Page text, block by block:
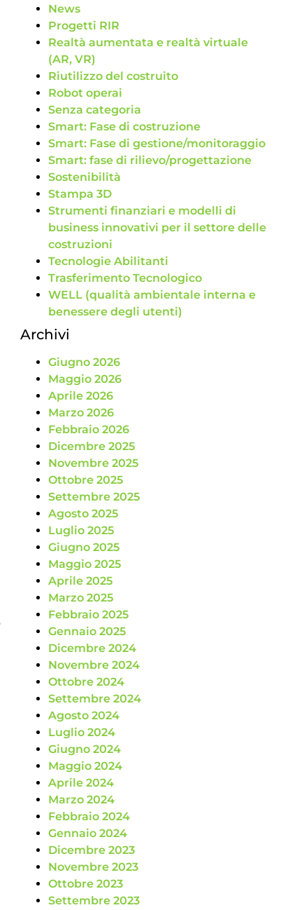
News
Progetti RIR
Realtà aumentata e realtà virtuale
(AR, VR)
Riutilizzo del costruito
Robot operai
Senza categoria
Smart: Fase di costruzione
Smart: Fase di gestione/monitoraggio
Smart: fase di rilievo/progettazione
Sostenibilità
Stampa 3D
Strumenti finanziari e modelli di
business innovativi per il settore delle
costruzioni
Tecnologie Abilitanti
Trasferimento Tecnologico
WELL (qualità ambientale interna e
benessere degli utenti)
Archivi
Giugno 2026
Maggio 2026
Aprile 2026
Marzo 2026
Febbraio 2026
Dicembre 2025
Novembre 2025
Ottobre 2025
Settembre 2025
Agosto 2025
Luglio 2025
Giugno 2025
Maggio 2025
Aprile 2025
Marzo 2025
Febbraio 2025
Gennaio 2025
Dicembre 2024
Novembre 2024
Ottobre 2024
Settembre 2024
Agosto 2024
Luglio 2024
Giugno 2024
Maggio 2024
Aprile 2024
Marzo 2024
Febbraio 2024
Gennaio 2024
Dicembre 2023
Novembre 2023
Ottobre 2023
Settembre 2023